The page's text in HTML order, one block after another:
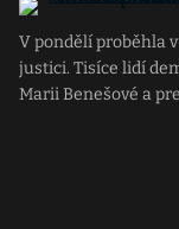
V pondělí proběhla
justici. Tisíce lidí
Marii Benešové a